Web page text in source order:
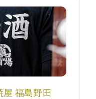
屋 福島野田